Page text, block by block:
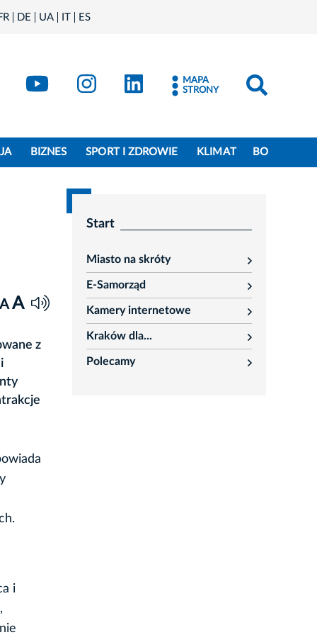
DE UA IT ES
Kraków - X
Kraków - YouTube
Kraków - Instagram
Kraków - LinkedIn
MAPA
STRONY
BIZNES SPORT I ZDROWIE KLIMAT BO
A A
z
i
Start
Miasto na skróty
rozwiń
E-Samorząd
rozwiń
Kamery internetowe
rozwiń
Kraków dla...
rozwiń
Polecamy
rozwiń